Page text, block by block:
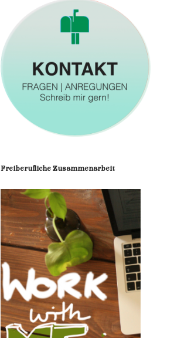
Freiberufliche Zusammenarbeit